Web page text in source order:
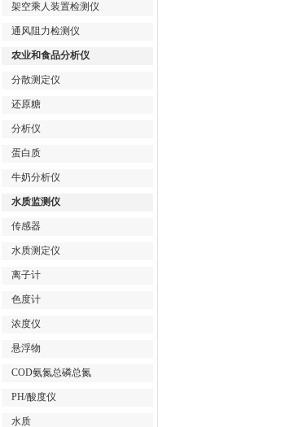
架空乘人装置检测仪
通风阻力检测仪
农业和食品分析仪
分散测定仪
还原糖
分析仪
蛋白质
牛奶分析仪
水质监测仪
传感器
水质测定仪
离子计
色度计
浓度仪
悬浮物
COD氨氮总磷总氮
PH/酸度仪
水质